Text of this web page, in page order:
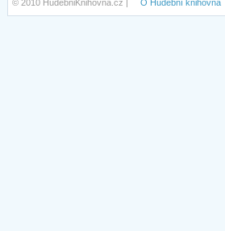
© 2010 HudebniKnihovna.cz | O Hudební knihovna